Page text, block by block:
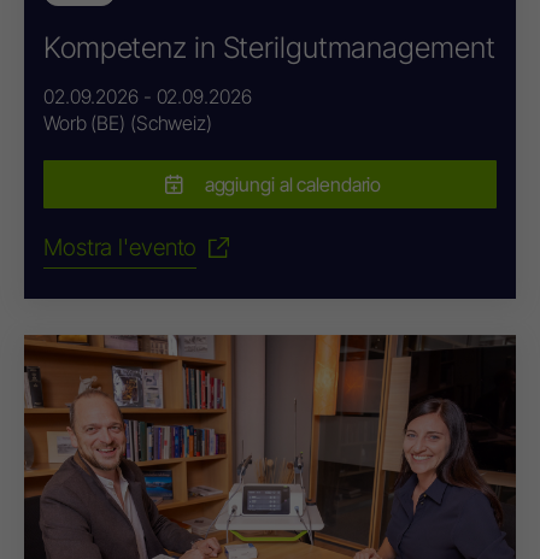
Kompetenz in Sterilgutmanagement
02.09.2026 - 02.09.2026
Worb (BE) (Schweiz)
aggiungi al calendario
Mostra l'evento